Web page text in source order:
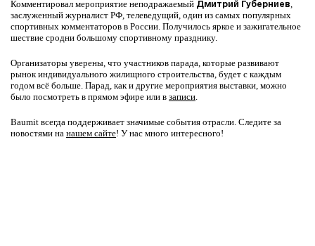
Комментировал мероприятие неподражаемый Дмитрий Губерниев,
заслуженный журналист РФ, телеведущий, один из самых популярных
спортивных комментаторов в России. Получилось яркое и зажигательное
шествие сродни большому спортивному празднику.
Организаторы уверены, что участников парада, которые развивают
рынок индивидуального жилищного строительства, будет с каждым
годом всё больше. Парад, как и другие мероприятия выставки, можно
было посмотреть в прямом эфире или в записи.
Baumit всегда поддерживает значимые события отрасли. Следите за
новостями на нашем сайте! У нас много интересного!